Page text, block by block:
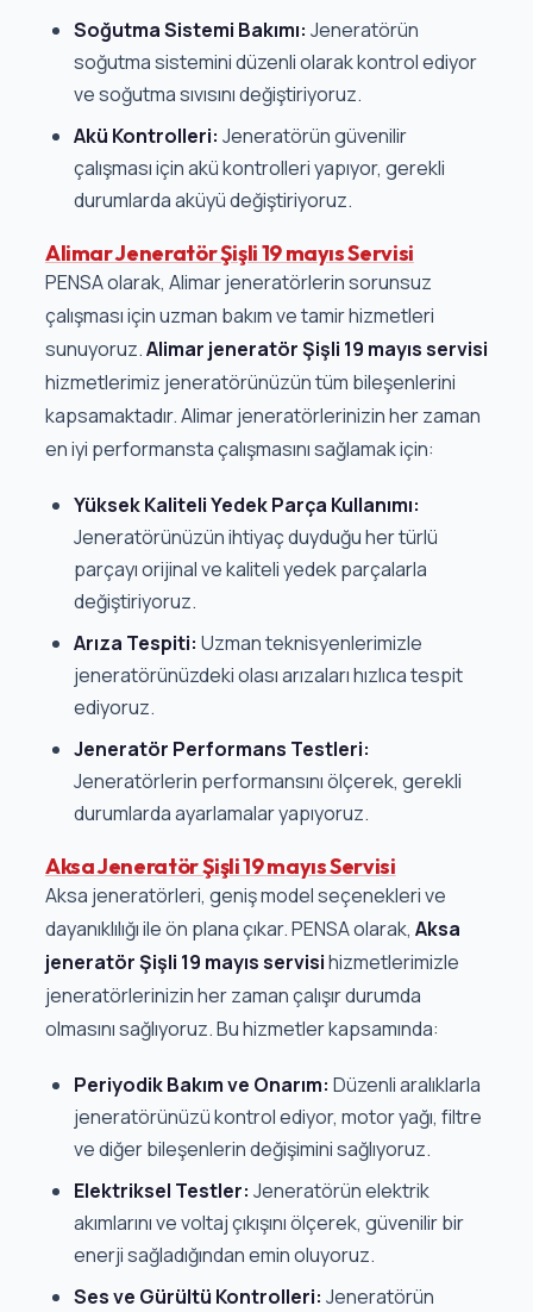
Soğutma Sistemi Bakımı: Jeneratörün
soğutma sistemini düzenli olarak kontrol ediyor
ve soğutma sıvısını değiştiriyoruz.
Akü Kontrolleri: Jeneratörün güvenilir
çalışması için akü kontrolleri yapıyor, gerekli
durumlarda aküyü değiştiriyoruz.
Alimar Jeneratör Şişli 19 mayıs Servisi
PENSA olarak, Alimar jeneratörlerin sorunsuz
çalışması için uzman bakım ve tamir hizmetleri
sunuyoruz.Alimar jeneratör Şişli 19 mayıs servisi
hizmetlerimiz jeneratörünüzün tüm bileşenlerini
kapsamaktadır. Alimar jeneratörlerinizin her zaman
en iyi performansta çalışmasını sağlamak için:
Yüksek Kaliteli Yedek Parça Kullanımı:
Jeneratörünüzün ihtiyaç duyduğu her türlü
parçayı orijinal ve kaliteli yedek parçalarla
değiştiriyoruz.
Arıza Tespiti: Uzman teknisyenlerimizle
jeneratörünüzdeki olası arızaları hızlıca tespit
ediyoruz.
Jeneratör Performans Testleri:
Jeneratörlerin performansını ölçerek, gerekli
durumlarda ayarlamalar yapıyoruz.
Aksa Jeneratör Şişli 19 mayıs Servisi
Aksa jeneratörleri, geniş model seçenekleri ve
dayanıklılığı ile ön plana çıkar. PENSA olarak, Aksa
jeneratör Şişli 19 mayıs servisihizmetlerimizle
jeneratörlerinizin her zaman çalışır durumda
olmasını sağlıyoruz. Bu hizmetler kapsamında:
Periyodik Bakım ve Onarım: Düzenli aralıklarla
jeneratörünüzü kontrol ediyor, motor yağı, filtre
ve diğer bileşenlerin değişimini sağlıyoruz.
Elektriksel Testler: Jeneratörün elektrik
akımlarını ve voltaj çıkışını ölçerek, güvenilir bir
enerji sağladığından emin oluyoruz.
Ses ve Gürültü Kontrolleri: Jeneratörün